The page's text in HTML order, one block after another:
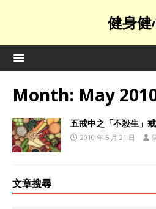
健身健
Month: May
五戒中之「不殺生」
2010 年 5 月 21 日
文章搜尋